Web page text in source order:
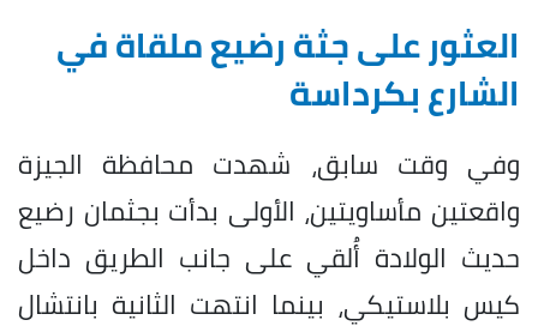
العثور على جثة رضيع ملقاة في
الشارع بكرداسة
وفي وقت سابق، شهدت محافظة الجيزة
واقعتين مأساويتين، الأولى بدأت بجثمان رضيع
حديث الولادة أُلقي على جانب الطريق داخل
كيس بلاستيكي، بينما انتهت الثانية بانتشال